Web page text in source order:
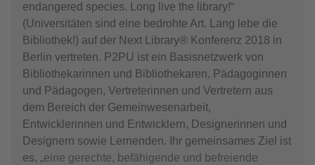
endangered species. Long live the library!“
(Universitäten sind eine bedrohte Art. Lang lebe die
Bibliothek!) auf der Next Library® Konferenz 2018 in
Berlin vertreten. P2PU ist ein Basisnetzwerk von
Bibliothekarinnen und Bibliothekaren, Pädagoginnen
und Pädagogen, Vertreterinnen und Vertretern aus
dem Bereich der Gemeinwesenarbeit,
Entwicklerinnen und Entwicklern, Designerinnen und
Designern sowie Lernenden. Ihr gemeinsames Ziel ist
es, „eine gerechte, befähigende und befreiende